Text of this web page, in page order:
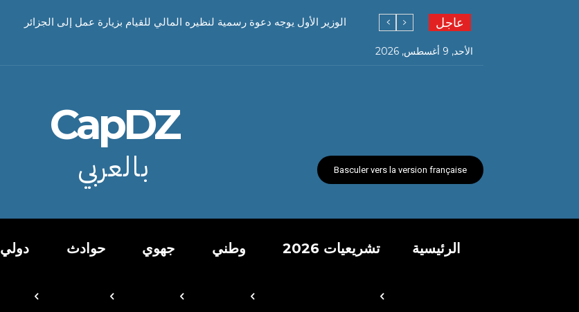
عاجل الوزير الأول يوجه دعوة رسمية لنظيره المالي للقيام بزيارة عمل إلى الجزائر
الأحد, 9 أغسطس, 2026
Basculer vers la version française
CapDZ
بالعربي
الرئيسية تشريعيات 2026 وطني جهوي حوادث دولي